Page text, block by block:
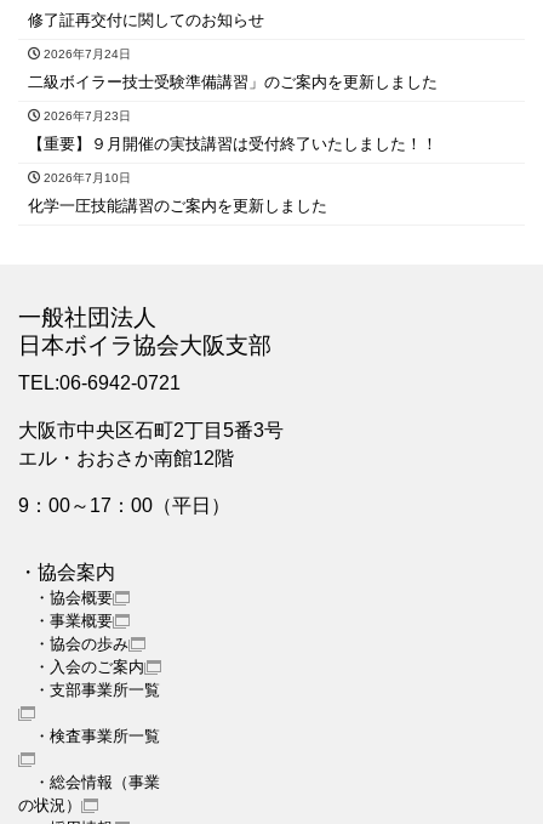
修了証再交付に関してのお知らせ
2026年7月24日
二級ボイラー技士受験準備講習」のご案内を更新しました
2026年7月23日
【重要】９月開催の実技講習は受付終了いたしました！！
2026年7月10日
化学一圧技能講習のご案内を更新しました
一般社団法人
日本ボイラ協会大阪支部
TEL:06-6942-0721
大阪市中央区石町2丁目5番3号
エル・おおさか南館12階
9：00～17：00（平日）
・協会案内
・協会概要
・事業概要
・協会の歩み
・入会のご案内
・支部事業所一覧
・検査事業所一覧
・総会情報（事業
の状況）